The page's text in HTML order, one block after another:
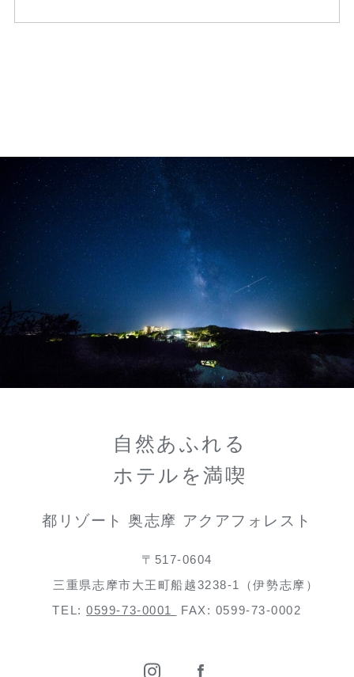
自然あふれる
ホテルを満喫
都リゾート 奥志摩 アクアフォレスト
〒517-0604
三重県志摩市大王町船越3238-1（伊勢志摩）
TEL:0599-73-0001 FAX: 0599-73-0002